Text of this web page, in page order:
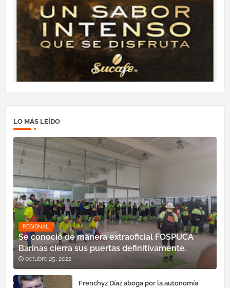
LO MÁS LEÍDO
REGIONAL
Se conoció de manera extraoficial FOSPUCA
Barinas cierra sus puertas definitivamente.
octubre 25, 2022
Frenchyz Díaz aboga por la autonomía